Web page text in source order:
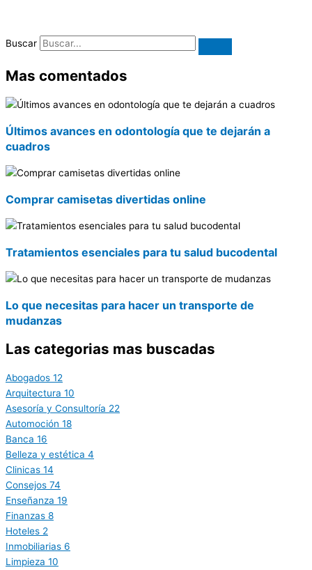
Buscar
Mas comentados
Últimos avances en odontología que te dejarán a
cuadros
Comprar camisetas divertidas online
Tratamientos esenciales para tu salud bucodental
Lo que necesitas para hacer un transporte de
mudanzas
Las categorias mas buscadas
Abogados 12
Arquitectura 10
Asesoría y Consultoría 22
Automoción 18
Banca 16
Belleza y estética 4
Clinicas 14
Consejos 74
Enseñanza 19
Finanzas 8
Hoteles 2
Inmobiliarias 6
Limpieza 10